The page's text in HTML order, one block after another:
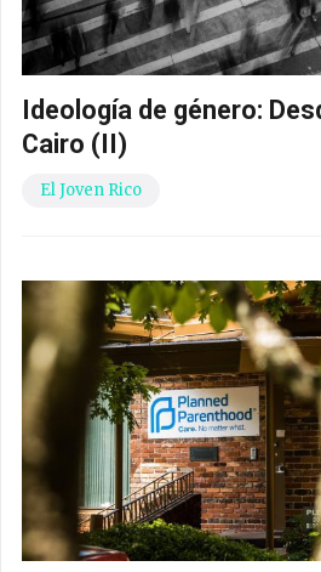
Ideología de género:
Cairo (II)
El Joven Rico